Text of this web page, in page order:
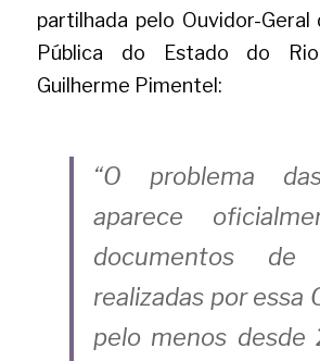
partilhada pelo Ouvidor-Geral
Pública do Estado do
Guilherme Pimentel:
“O problema
aparece
documentos de
realizadas por essa
pelo menos desde